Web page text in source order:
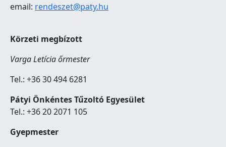
email: rendeszet@paty.hu
Körzeti megbízott
Varga Letícia őrmester
Tel.: +36 30 494 6281
Pátyi Önkéntes Tűzoltó Egyesület
Tel.: +36 20 2071 105
Gyepmester